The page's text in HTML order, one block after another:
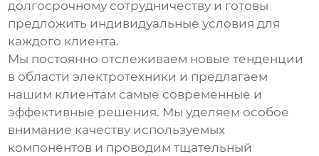
долгосрочному сотрудничеству и готовы
предложить индивидуальные условия для
каждого клиента.
Мы постоянно отслеживаем новые тенденции
в области электротехники и предлагаем
нашим клиентам самые современные и
эффективные решения. Мы уделяем особое
внимание качеству используемых
компонентов и проводим тщательный